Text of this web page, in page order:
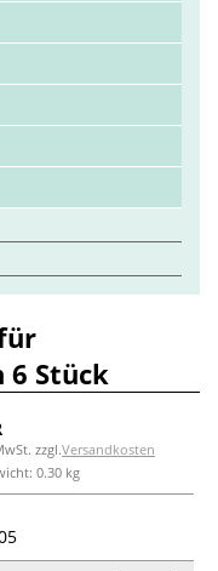
6 Stück
zzgl.Versandkosten
0.30 kg